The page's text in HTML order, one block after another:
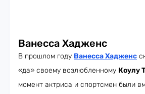
Ванесса Хадженс
В прошлом году Ванесса Хадженс
«да» своему возлюбленному Коулу
момент актриса и спортсмен были